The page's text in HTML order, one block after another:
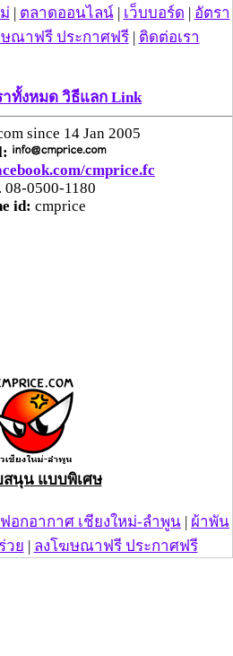
| ตลาดออนไลน์| เว็บบอร์ด | อัตรา
ณาฟรี ประกาศฟรี| ติดต่อเรา
าทั้งหมด วิธีแลก Link
since 14 Jan 2005
cmprice.fc
08-0500-1180
id: cmprice
นุน แบบพิเศษ
ฟอกอากาศ เชียงใหม่-ลำพูน | ผ้าพัน
วย | ลงโฆษณาฟรี ประกาศฟรี